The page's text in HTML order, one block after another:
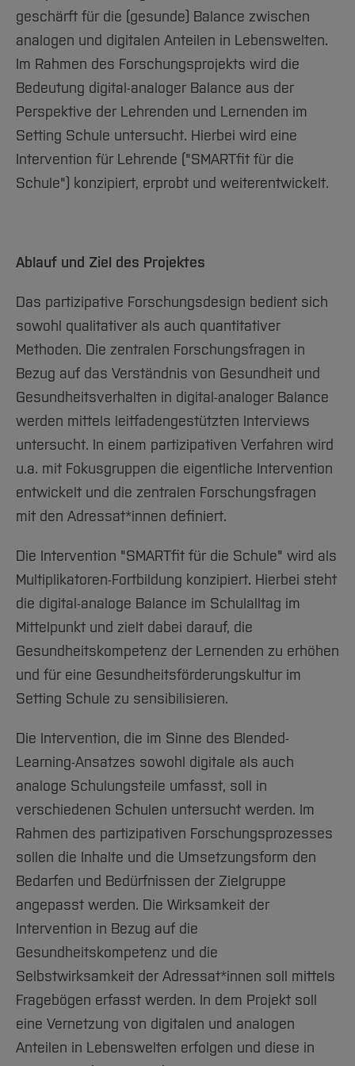
Arbeiten im FB G
Forschung und Projekte
International
Team
Service
Studiengänge
Studieninteressierte
Aktuelles
Studium
Fachgruppen
Forschung und Entwicklung
International
Team
Service
Amtliche Bekanntmachungen
Notfall-Infos
BO Shop
Familiengerechte Hochschule
Gleichstellung
Diskriminierungsfreie Hochschule
Vertretungen
Wahlen
Hochschulbibliothek
Hochschulkommunikation
International Office
Medienzentrum
qed-Stiftung
Zentrale Studienberatung
geschärft für die (gesunde) Balance zwischen
analogen und digitalen Anteilen in Lebenswelten.
Im Rahmen des Forschungsprojekts wird die
Bedeutung digital-analoger Balance aus der
Perspektive der Lehrenden und Lernenden im
Setting Schule untersucht. Hierbei wird eine
Intervention für Lehrende ("SMARTfit für die
Schule") konzipiert, erprobt und weiterentwickelt.
Ablauf und Ziel des Projektes
Das partizipative Forschungsdesign bedient sich
sowohl qualitativer als auch quantitativer
Methoden. Die zentralen Forschungsfragen in
Bezug auf das Verständnis von Gesundheit und
Gesundheitsverhalten in digital-analoger Balance
werden mittels leitfadengestützten Interviews
untersucht. In einem partizipativen Verfahren wird
u.a. mit Fokusgruppen die eigentliche Intervention
entwickelt und die zentralen Forschungsfragen
mit den Adressat*innen definiert.
Die Intervention "SMARTfit für die Schule" wird als
Multiplikatoren-Fortbildung konzipiert. Hierbei steht
die digital-analoge Balance im Schulalltag im
Mittelpunkt und zielt dabei darauf, die
Gesundheitskompetenz der Lernenden zu erhöhen
und für eine Gesundheitsförderungskultur im
Setting Schule zu sensibilisieren.
Die Intervention, die im Sinne des Blended-
Learning-Ansatzes sowohl digitale als auch
analoge Schulungsteile umfasst, soll in
verschiedenen Schulen untersucht werden. Im
Rahmen des partizipativen Forschungsprozesses
sollen die Inhalte und die Umsetzungsform den
Bedarfen und Bedürfnissen der Zielgruppe
angepasst werden. Die Wirksamkeit der
Intervention in Bezug auf die
Gesundheitskompetenz und die
Selbstwirksamkeit der Adressat*innen soll mittels
Fragebögen erfasst werden. In dem Projekt soll
eine Vernetzung von digitalen und analogen
Anteilen in Lebenswelten erfolgen und diese in